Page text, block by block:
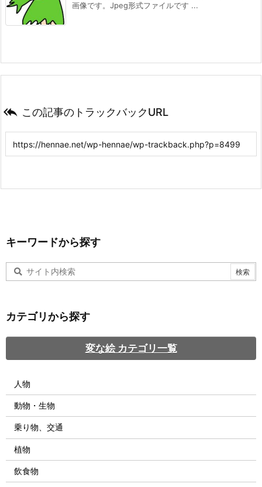
画像です。Jpeg形式ファイルです ...
 この記事のトラックバックURL
キーワードから探す
カテゴリから探す
変な絵 カテゴリ一覧
人物
動物・生物
乗り物、交通
植物
飲食物